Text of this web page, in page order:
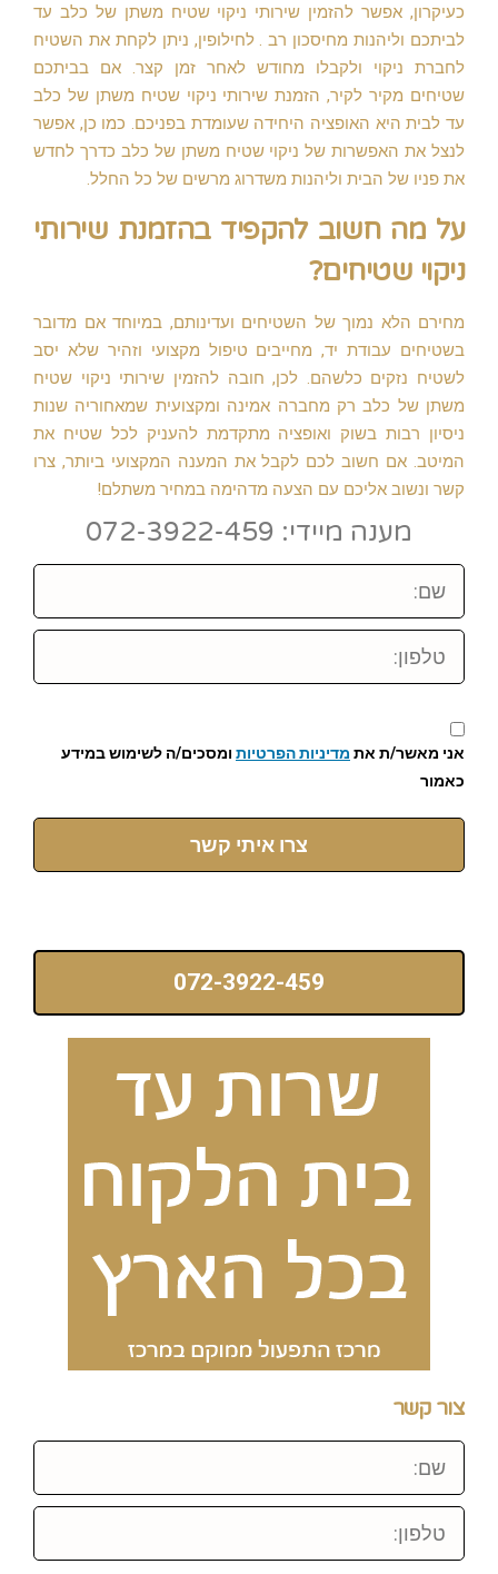
כעיקרון, אפשר להזמין שירותי ניקוי שטיח משתן של כלב עד
לביתכם וליהנות מחיסכון רב . לחילופין, ניתן לקחת את השטיח
לחברת ניקוי ולקבלו מחודש לאחר זמן קצר. אם בביתכם
שטיחים מקיר לקיר, הזמנת שירותי ניקוי שטיח משתן של כלב
עד לבית היא האופציה היחידה שעומדת בפניכם. כמו כן, אפשר
לנצל את האפשרות של ניקוי שטיח משתן של כלב כדרך לחדש
את פניו של הבית וליהנות משדרוג מרשים של כל החלל.
על מה חשוב להקפיד בהזמנת שירותי
ניקוי שטיחים?
מחירם הלא נמוך של השטיחים ועדינותם, במיוחד אם מדובר
בשטיחים עבודת יד, מחייבים טיפול מקצועי וזהיר שלא יסב
לשטיח נזקים כלשהם. לכן, חובה להזמין שירותי ניקוי שטיח
משתן של כלב רק מחברה אמינה ומקצועית שמאחוריה שנות
ניסיון רבות בשוק ואופציה מתקדמת להעניק לכל שטיח את
המיטב. אם חשוב לכם לקבל את המענה המקצועי ביותר, צרו
קשר ונשוב אליכם עם הצעה מדהימה במחיר משתלם!
מענה מיידי: 072-3922-459
שם:
טלפון:
אני מאשר/ת את מדיניות הפרטיות ומסכים/ה לשימוש במידע
כאמור
צרו איתי קשר
072-3922-459
צור קשר
שם:
טלפון: